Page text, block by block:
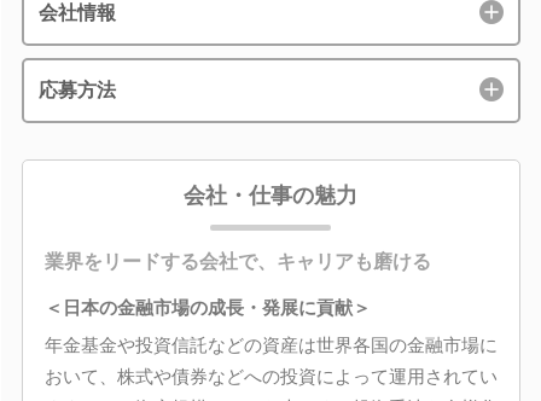
会社情報
応募方法
会社・仕事の魅力
業界をリードする会社で、キャリアも磨ける
＜日本の金融市場の成長・発展に貢献＞
年金基金や投資信託などの資産は世界各国の金融市場に
おいて、株式や債券などへの投資によって運用されてい